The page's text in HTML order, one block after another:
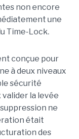
non encore
une
Time-Lock.
conçue pour
à deux niveaux
sécurité
la levée
ne
était
des